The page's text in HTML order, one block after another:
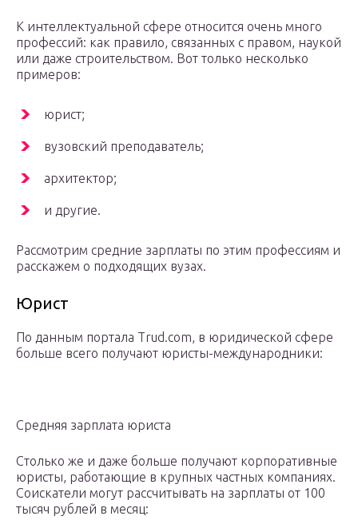
К интеллектуальной сфере относится очень много
профессий: как правило, связанных с правом, наукой
или даже строительством. Вот только несколько
примеров:
юрист;
вузовский преподаватель;
архитектор;
и другие.
Рассмотрим средние зарплаты по этим профессиям и
расскажем о подходящих вузах.
Юрист
По данным портала Trud.com, в юридической сфере
больше всего получают юристы-международники:
Средняя зарплата юриста
Столько же и даже больше получают корпоративные
юристы, работающие в крупных частных компаниях.
Соискатели могут рассчитывать на зарплаты от 100
тысяч рублей в месяц: